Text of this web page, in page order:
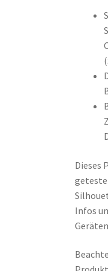
Dieses
Infos
Geräten